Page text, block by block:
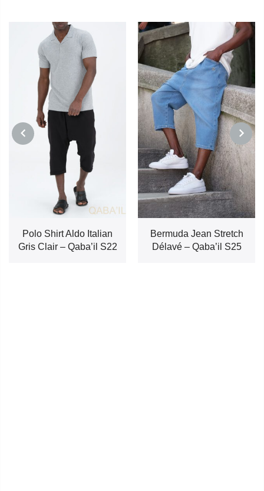
PREVIOUS
Polo Shirt Aldo Italian
Gris Clair – Qaba’il S22
Bermuda Jean Stretch
Délavé – Qaba’il S25
NEXT